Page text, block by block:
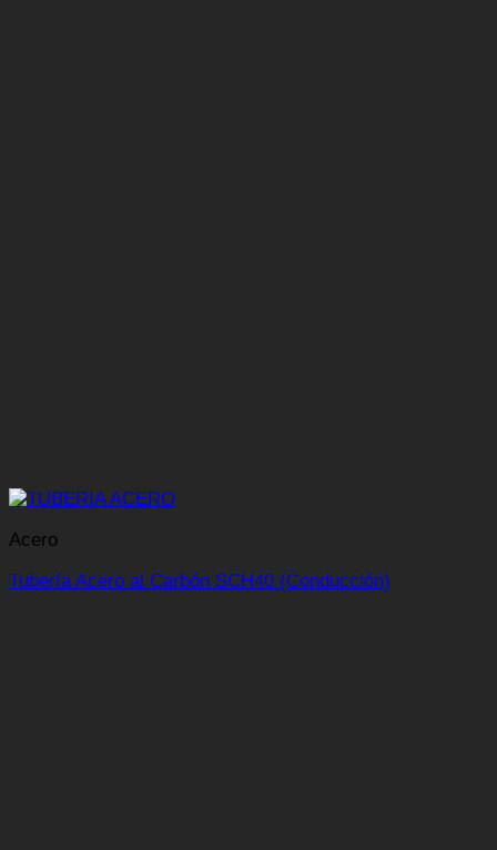
Acero
Tubería Acero al Carbón SCH40 (Conducción)